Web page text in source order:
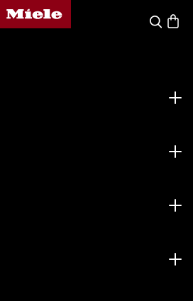
Αρχική σελίδα της Miele